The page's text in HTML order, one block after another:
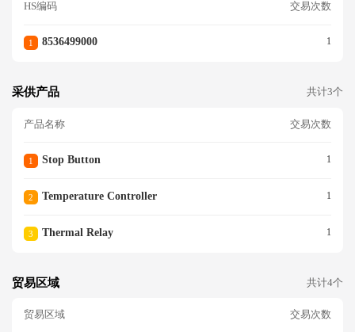
HS编码 交易次数
1 8536499000 1
采供产品 共计3个
产品名称 交易次数
1 Stop Button 1
2 Temperature Controller 1
3 Thermal Relay 1
贸易区域 共计4个
贸易区域 交易次数